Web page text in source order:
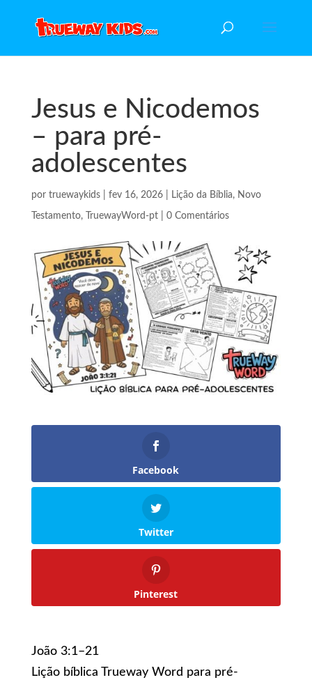
Jesus e Nicodemos
– para pré-
adolescentes
por truewaykids| fev 16, 2026| Lição da Bíblia, Novo
Testamento, TruewayWord-pt| 0 Comentários
Facebook
Twitter
Pinterest
João 3:1–21
Lição bíblica Trueway Word para pré-